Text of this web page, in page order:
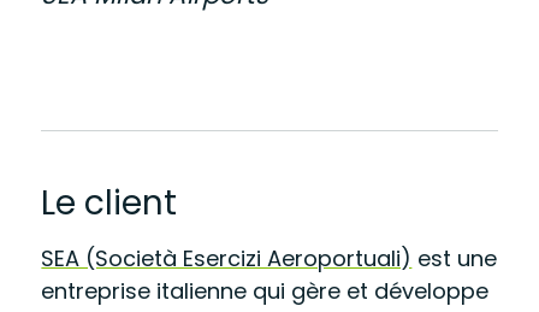
Le client
SEA (Società Esercizi Aeroportuali) est une
entreprise italienne qui gère et développe